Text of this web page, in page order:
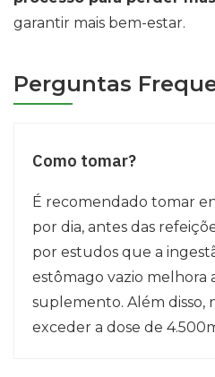
garantir mais bem-estar.
Perguntas
Como tomar?
É recomendado tomar
por dia, antes das
por estudos que a
estômago vazio melhora
suplemento. Além disso,
exceder a dose de